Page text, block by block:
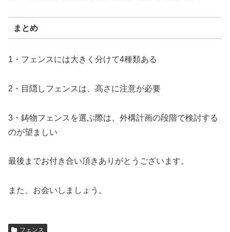
まとめ
1・フェンスには大きく分けて4種類ある
2・目隠しフェンスは、高さに注意が必要
3・鋳物フェンスを選ぶ際は、外構計画の段階で検討する
のが望ましい
最後までお付き合い頂きありがとうございます。
また、お会いしましょう。
フェンス